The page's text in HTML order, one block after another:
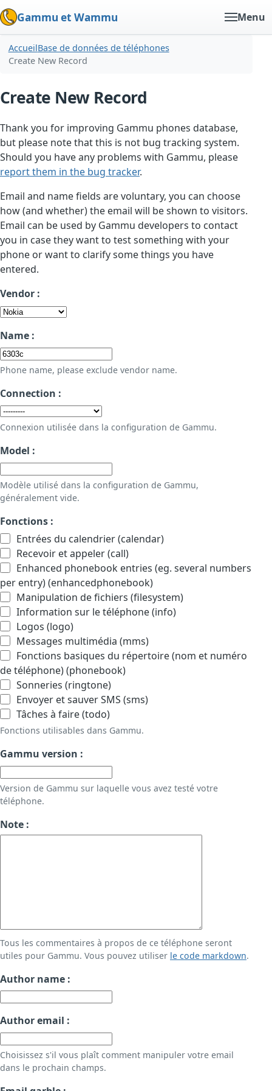
Gammu et Wammu Menu
AccueilBase de données de téléphones
Create New Record
Create New Record
Thank you for improving Gammu phones database,
but please note that this is not bug tracking system.
Should you have any problems with Gammu, please
report them in the bug tracker.
Email and name fields are voluntary, you can choose
how (and whether) the email will be shown to visitors.
Email can be used by Gammu developers to contact
you in case they want to test something with your
phone or want to clarify some things you have
entered.
Vendor :
Name :
Phone name, please exclude vendor name.
Connection :
Connexion utilisée dans la configuration de Gammu.
Model :
Modèle utilisé dans la configuration de Gammu,
généralement vide.
Fonctions :
Entrées du calendrier (calendar)
Recevoir et appeler (call)
Enhanced phonebook entries (eg. several numbers
per entry) (enhancedphonebook)
Manipulation de fichiers (filesystem)
Information sur le téléphone (info)
Logos (logo)
Messages multimédia (mms)
Fonctions basiques du répertoire (nom et numéro
de téléphone) (phonebook)
Sonneries (ringtone)
Envoyer et sauver SMS (sms)
Tâches à faire (todo)
Fonctions utilisables dans Gammu.
Gammu version :
Version de Gammu sur laquelle vous avez testé votre
téléphone.
Note :
Tous les commentaires à propos de ce téléphone seront
utiles pour Gammu. Vous pouvez utiliser le code markdown.
Author name :
Author email :
Choisissez s'il vous plaît comment manipuler votre email
dans le prochain champs.